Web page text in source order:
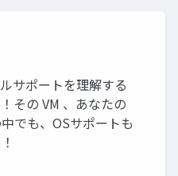
サポートを理解する
その VM 、あなたの
でも、OSサポートも